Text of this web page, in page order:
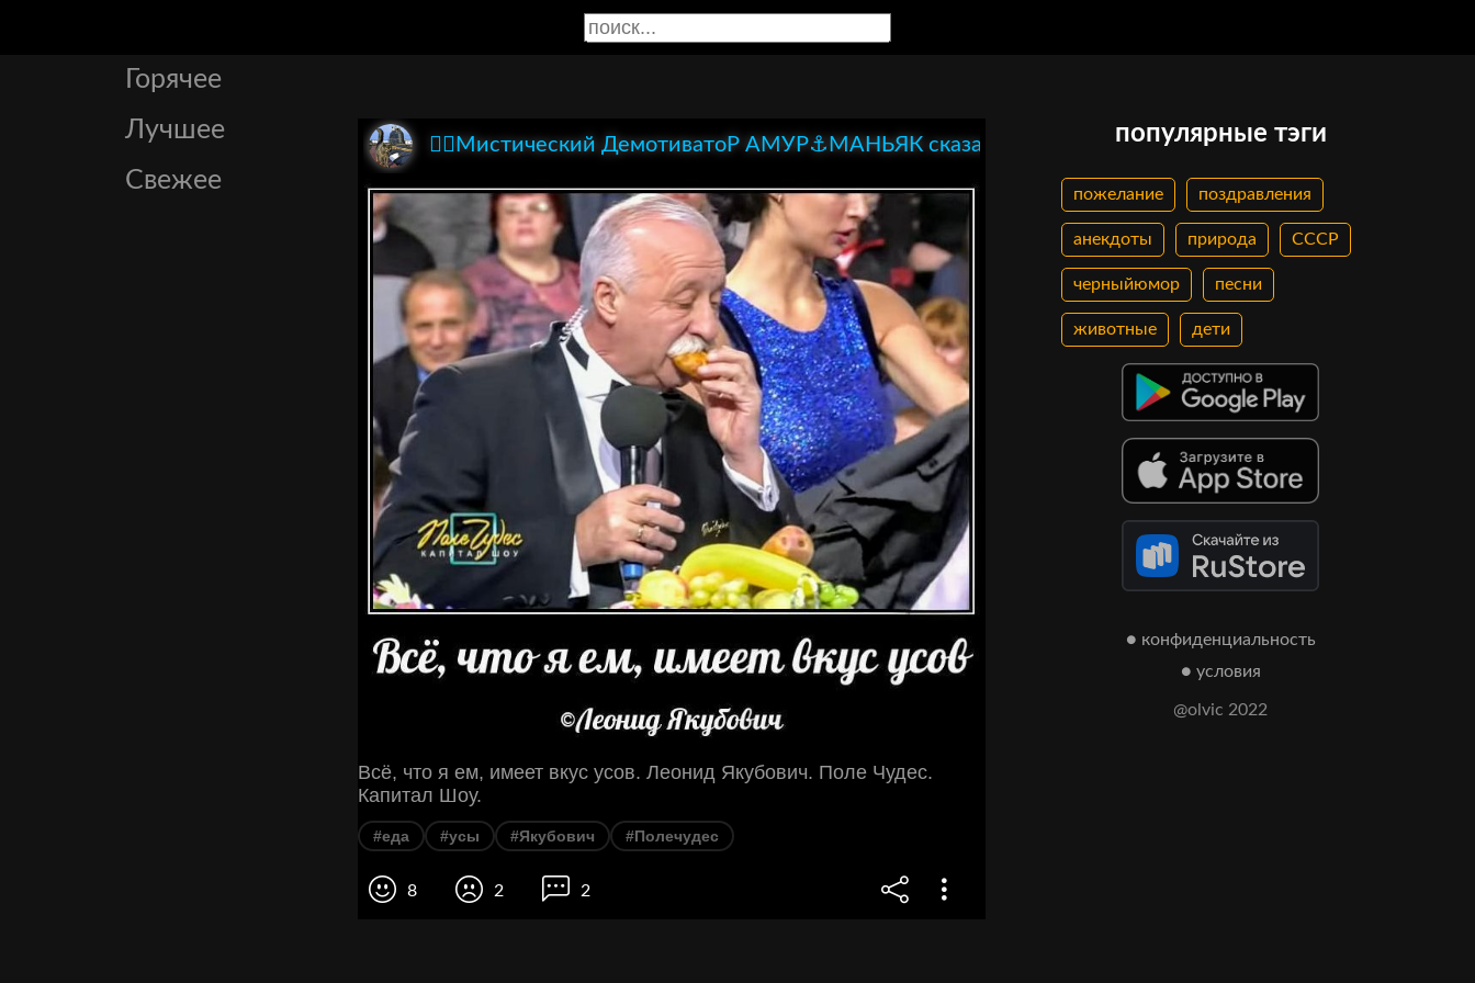
Горячее
Лучшее
Свежее
🏴‍☠️Мистический ДемотиватоР АМУР⚓МАНЬЯК сказал:)©
Всё, что я ем, имеет вкус усов. Леонид Якубович. Поле Чудес.
Капитал Шоу.
#еда #усы #Якубович #Полечудес
8 2 2
популярные тэги
пожелание поздравления
анекдоты природа СССР
черныйюмор песни
животные дети
● конфиденциальность
● условия
@olvic 2022